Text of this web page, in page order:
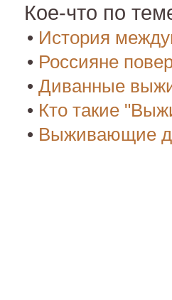
Кое-что по
• История
• Россияне
• Диванные
• Кто такие
• Выживающие